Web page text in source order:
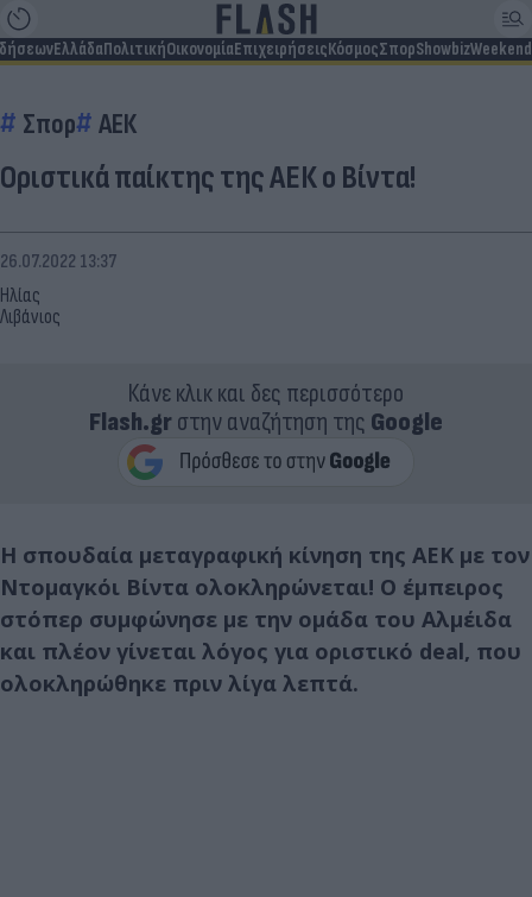
ΕλλάδαΠολιτικήΟικονομίαΕπιχειρήσειςΚόσμοςΣπορShowbizWeekend
Σπορ ΑΕΚ
Οριστικά παίκτης της ΑΕΚ ο Βίντα!
Ηλίας
Λιβάνιος
26.07.2022 13:37
Κάνε κλικ και δες περισσότερο
Flash.grστην αναζήτηση της Google
Η σπουδαία μεταγραφική κίνηση της ΑΕΚ με τον
Ντομαγκόι Βίντα ολοκληρώνεται! Ο έμπειρος
στόπερ συμφώνησε με την ομάδα του Αλμέιδα
και πλέον γίνεται λόγος για οριστικό deal, που
ολοκληρώθηκε πριν λίγα λεπτά.